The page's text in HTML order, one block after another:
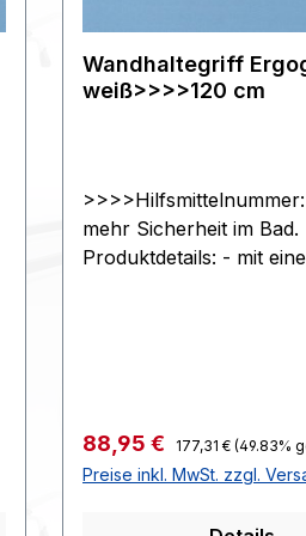
Wandhaltegriff
weiß>>>>120 cm
mehr Sicherheit im Bad.
Produktdetails: - mit
che Daten: - Absolute
jeweils Grifflänge plus
Verkaufspreis:
88,95 € Regulärer Preis:
177,31 € (49.83%
Preise inkl. MwSt. zzgl.